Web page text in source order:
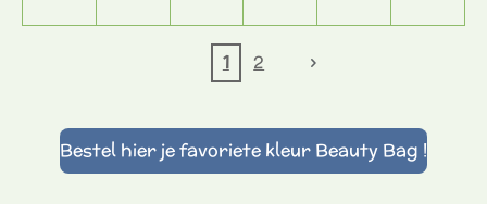
1 2
Bestel hier je favoriete kleur Beauty Bag !